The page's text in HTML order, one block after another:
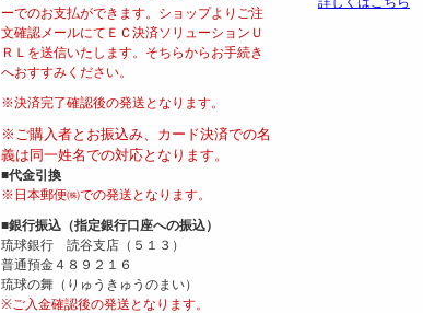
ーでのお支払ができます。ショップよりご注
文確認メールにてＥＣ決済ソリューションＵ
ＲＬを送信いたします。そちらからお手続き
へおすすみください。
※決済完了確認後の発送となります。
※ご購入者とお振込み、カード決済での名
義は同一姓名での対応となります。
■代金引換
※日本郵便㈱での発送となります。
■銀行振込（指定銀行口座への振込）
琉球銀行 読谷支店（５１３）
普通預金４８９２１６
琉球の舞（りゅうきゅうのまい）
※ご入金確認後の発送となります。